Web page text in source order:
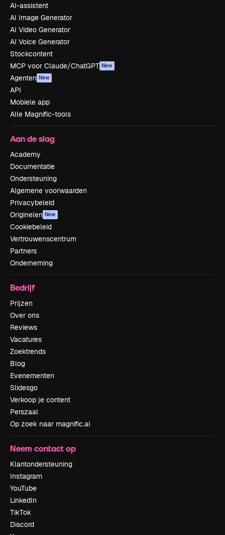
AI-assistent
AI Image Generator
AI Video Generator
AI Voice Generator
Stockcontent
MCP voor Claude/ChatGPT New
Agenten New
API
Mobiele app
Alle Magnific-tools
Aan de slag
Academy
Documentatie
Ondersteuning
Algemene voorwaarden
Privacybeleid
Originelen New
Cookiebeleid
Vertrouwenscentrum
Partners
Onderneming
Bedrijf
Prijzen
Over ons
Reviews
Vacatures
Zoektrends
Blog
Evenementen
Slidesgo
Verkoop je content
Perszaal
Op zoek naar magnific.ai
Neem contact op
Klantondersteuning
Instagram
YouTube
LinkedIn
TikTok
Discord